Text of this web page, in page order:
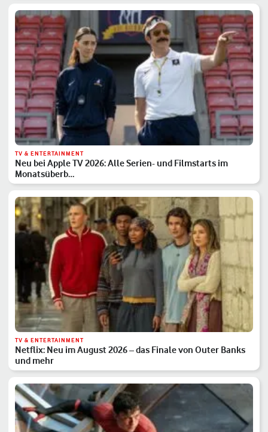
TV & ENTERTAINMENT
Neu bei Apple TV 2026: Alle Serien- und Filmstarts im
Monatsüberb…
TV & ENTERTAINMENT
Netflix: Neu im August 2026 – das Finale von Outer Banks
und mehr